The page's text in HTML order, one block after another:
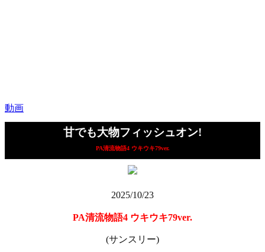
動画
甘でも大物フィッシュオン!
PA清流物語4 ウキウキ79ver.
2025/10/23
PA清流物語4 ウキウキ79ver.
(サンスリー)